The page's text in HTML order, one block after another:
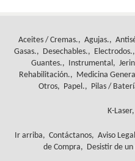
Aceites / Cremas. Agujas.
Gasas.
Desechables. Electrodos.
Guantes.
Instrumental
Rehabilitación.
Medicina
Otros
Papel. Pilas /
K-Laser
Ir arriba Contáctanos Aviso Legal
de Compra
Desistir de